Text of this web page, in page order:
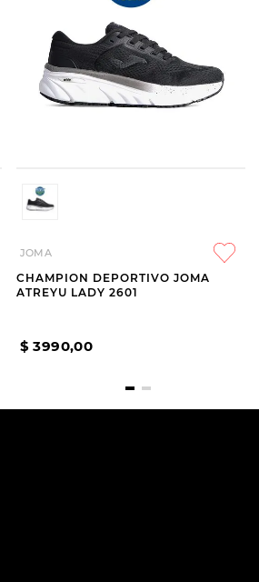
JOMA
CHAMPION DEPORTIVO JOMA
ATREYU LADY 2601
$ 3990,00